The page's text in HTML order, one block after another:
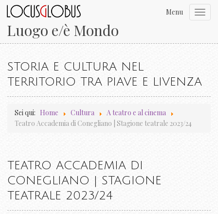
Luogo e/è Mondo
Menu
STORIA E CULTURA NEL
TERRITORIO TRA PIAVE E LIVENZA
Sei qui: Home Cultura
A teatro e al cinema
Teatro Accademia di Conegliano | Stagione teatrale 2023/24
TEATRO ACCADEMIA DI
CONEGLIANO | STAGIONE
TEATRALE 2023/24